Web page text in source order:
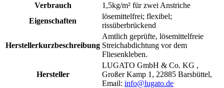
Verbrauch
1,5kg/m² für zwei Anstriche
Eigenschaften
lösemittelfrei; flexibel;
rissüberbrückend
Herstellerkurzbeschreibung
Amtlich geprüfte, lösemittelfreie
Streichabdichtung vor dem
Fliesenkleben.
Hersteller
LUGATO GmbH & Co. KG ,
Großer Kamp 1, 22885 Barsbüttel,
Email: info@lugato.de